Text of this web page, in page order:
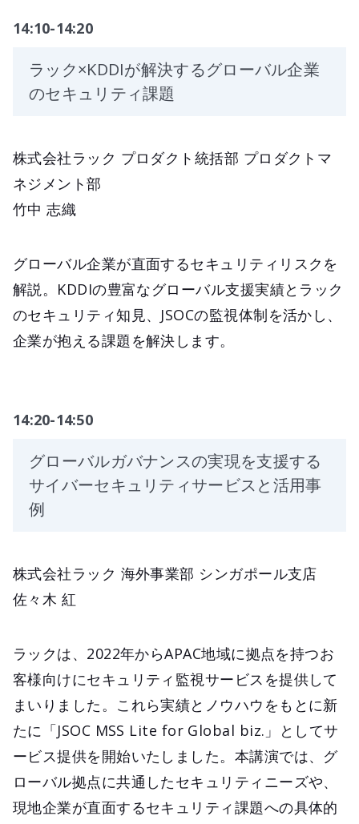
14:10-14:20
ラック×KDDIが解決するグローバル企業
のセキュリティ課題
株式会社ラック プロダクト統括部 プロダクトマ
ネジメント部
竹中 志織
グローバル企業が直面するセキュリティリスクを
解説。KDDIの豊富なグローバル支援実績とラック
のセキュリティ知見、JSOCの監視体制を活かし、
企業が抱える課題を解決します。
14:20-14:50
グローバルガバナンスの実現を支援する
サイバーセキュリティサービスと活用事
例
株式会社ラック 海外事業部 シンガポール支店
佐々木 紅
ラックは、2022年からAPAC地域に拠点を持つお
客様向けにセキュリティ監視サービスを提供して
まいりました。これら実績とノウハウをもとに新
たに「JSOC MSS Lite for Global biz.」としてサ
ービス提供を開始いたしました。本講演では、グ
ローバル拠点に共通したセキュリティニーズや、
現地企業が直面するセキュリティ課題への具体的